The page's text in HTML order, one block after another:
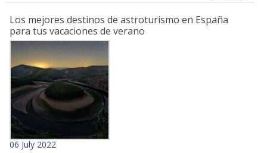
Los mejores destinos de astroturismo en España
para tus vacaciones de verano
06 July 2022